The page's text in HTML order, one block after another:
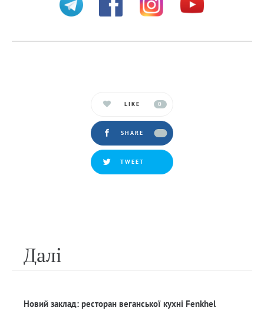
LIKE 0
SHARE
TWEET
Далi
Новий заклад: ресторан веганської кухні Fenkhel